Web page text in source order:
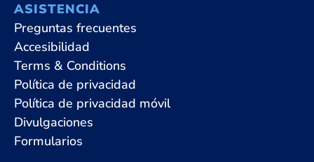
ASISTENCIA
Preguntas frecuentes
Accesibilidad
Terms & Conditions
Política de privacidad
Política de privacidad móvil
Divulgaciones
Formularios